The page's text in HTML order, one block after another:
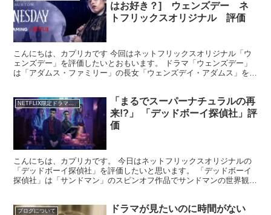
はお好き？] ウェンズデー ネ
トフリックスオリジナル 評価
こんにちは、カプリカです 今回はネットフリックスオリジナル「ウ
ェンズデー」を評価したいとおもいます。 ドラマ「ウェンズデー」
は「アダムス・ファミリー」の長女「ウェンズデイ・アダムス」を主
「まるでスーパーナチュラルの再
来!?」 「デッドボーイ探偵社」評
価
こんにちは、カプリカです。 今日はネットフリックスオリジナルの
「デッドボーイ探偵社」を評価したいと思います。 「デッドボーイ
探偵社」は「サンドマン」のスピンオフ作品でサンドマンの世界観を
ブログについて
ドラマが見たいのに時間がない